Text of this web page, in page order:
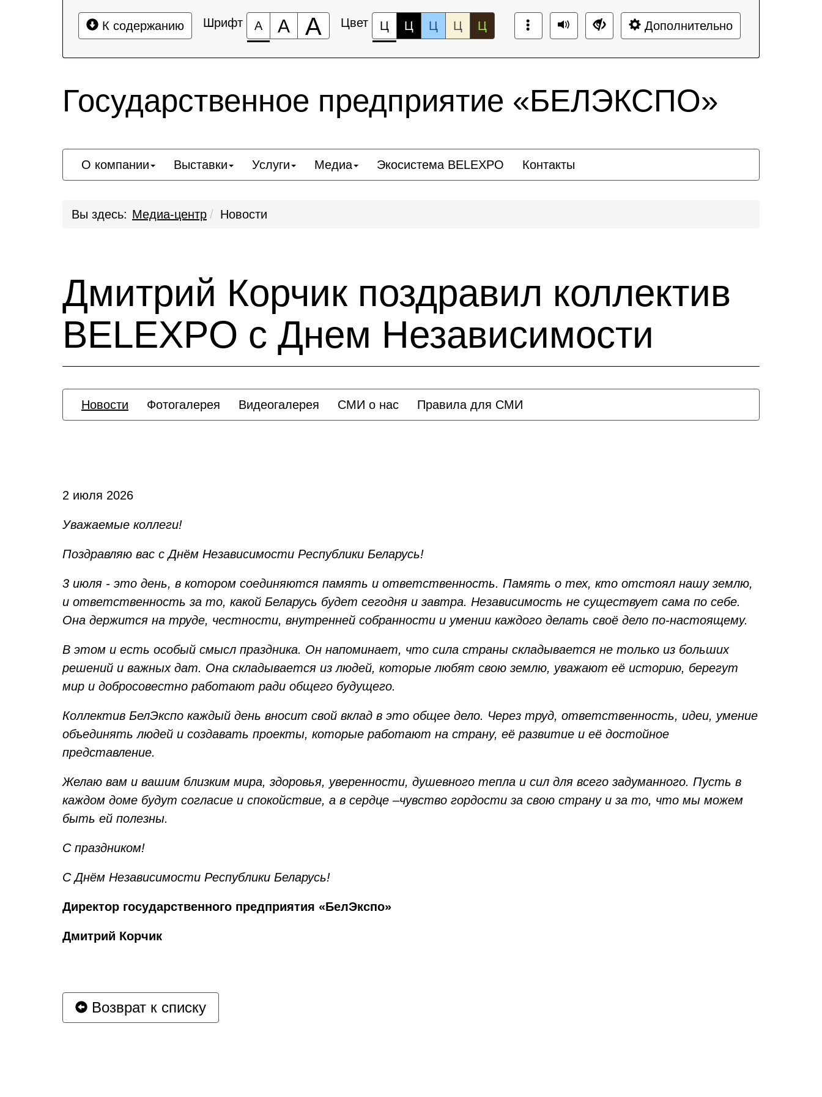
К содержанию Шрифт А А А Цвет Ц Ц Ц Ц Ц Дополнительно
Государственное предприятие «БЕЛЭКСПО»
О компании Выставки Услуги Медиа Экосистема BELEXPO Контакты
Вы здесь: Медиа-центр Новости
Дмитрий Корчик поздравил коллектив
BELEXPO с Днем Независимости
Новости Фотогалерея Видеогалерея СМИ о нас Правила для СМИ
2 июля 2026
Уважаемые коллеги!
Поздравляю вас с Днём Независимости Республики Беларусь!
3 июля - это день, в котором соединяются память и ответственность. Память о тех, кто отстоял нашу землю,
и ответственность за то, какой Беларусь будет сегодня и завтра. Независимость не существует сама по себе.
Она держится на труде, честности, внутренней собранности и умении каждого делать своё дело по-настоящему.
В этом и есть особый смысл праздника. Он напоминает, что сила страны складывается не только из больших
решений и важных дат. Она складывается из людей, которые любят свою землю, уважают её историю, берегут
мир и добросовестно работают ради общего будущего.
Коллектив БелЭкспо каждый день вносит свой вклад в это общее дело. Через труд, ответственность, идеи, умение
объединять людей и создавать проекты, которые работают на страну, её развитие и её достойное
представление.
Желаю вам и вашим близким мира, здоровья, уверенности, душевного тепла и сил для всего задуманного. Пусть в
каждом доме будут согласие и спокойствие, а в сердце –чувство гордости за свою страну и за то, что мы можем
быть ей полезны.
С праздником!
С Днём Независимости Республики Беларусь!
Директор государственного предприятия «БелЭкспо»
Дмитрий Корчик
Возврат к списку